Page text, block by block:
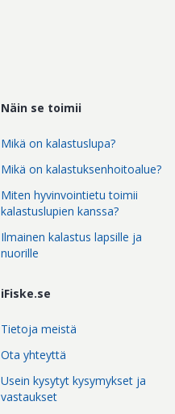
Näin se toimii
Mikä on kalastuslupa?
Mikä on kalastuksenhoitoalue?
Miten hyvinvointietu toimii
kalastuslupien kanssa?
Ilmainen kalastus lapsille ja
nuorille
iFiske.se
Tietoja meistä
Ota yhteyttä
Usein kysytyt kysymykset ja
vastaukset